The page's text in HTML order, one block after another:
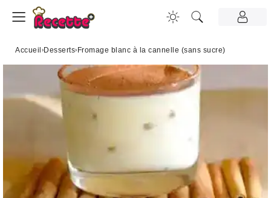
Accueil ›Desserts› Fromage blanc à la cannelle (sans sucre)